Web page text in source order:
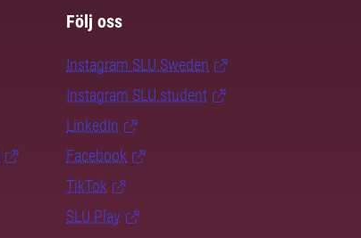
Följ oss
Instagram SLU.Sweden
Instagram SLU.student
LinkedIn
Facebook
TikTok
SLU Play